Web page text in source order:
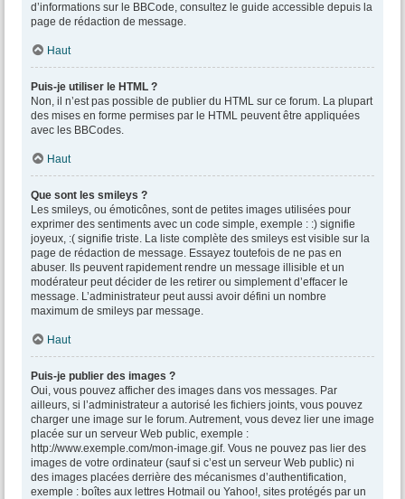
d’informations sur le BBCode, consultez le guide accessible depuis la
page de rédaction de message.
Haut
Puis-je utiliser le HTML ?
Non, il n’est pas possible de publier du HTML sur ce forum. La plupart
des mises en forme permises par le HTML peuvent être appliquées
avec les BBCodes.
Haut
Que sont les smileys ?
Les smileys, ou émoticônes, sont de petites images utilisées pour
exprimer des sentiments avec un code simple, exemple : :) signifie
joyeux, :( signifie triste. La liste complète des smileys est visible sur la
page de rédaction de message. Essayez toutefois de ne pas en
abuser. Ils peuvent rapidement rendre un message illisible et un
modérateur peut décider de les retirer ou simplement d’effacer le
message. L’administrateur peut aussi avoir défini un nombre
maximum de smileys par message.
Haut
Puis-je publier des images ?
Oui, vous pouvez afficher des images dans vos messages. Par
ailleurs, si l’administrateur a autorisé les fichiers joints, vous pouvez
charger une image sur le forum. Autrement, vous devez lier une image
placée sur un serveur Web public, exemple :
http://www.exemple.com/mon-image.gif. Vous ne pouvez pas lier des
images de votre ordinateur (sauf si c’est un serveur Web public) ni
des images placées derrière des mécanismes d’authentification,
exemple : boîtes aux lettres Hotmail ou Yahoo!, sites protégés par un